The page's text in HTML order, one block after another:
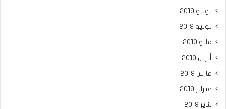
يوليو 2019
يونيو 2019
مايو 2019
أبريل 2019
مارس 2019
فبراير 2019
يناير 2019